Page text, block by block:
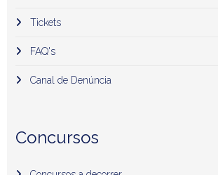
Tickets
FAQ's
Canal de Denúncia
Concursos